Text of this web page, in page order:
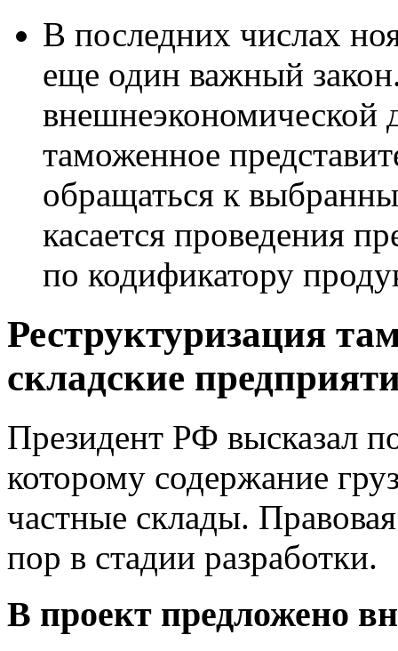
В последних числах
еще один важный
внешнеэкономической
таможенное
обращаться к
касается проведения
по кодификатору
Реструктуризация
складские
Президент РФ высказал
которому содержание
частные склады.
пор в стадии разработки.
В проект предложено